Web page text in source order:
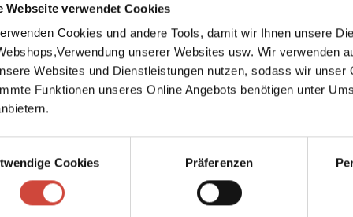
Webseite verwendet Cookies
Cookies und andere Tools, damit wir Ihnen unsere
unserer Websites usw. Wir verwenden
Websites und Dienstleistungen nutzen, sodass wir
Funktionen unseres Online Angebots benötigen unter
Cookies
Präferenzen
Bei einem verfallenen
ein Grab mit drei Skeletten
aus dem Zweiten Weltkrieg.
Saint-Denis zu
gekommen? Bruno begibt sich
in dunkle Zeiten, doch auch in
er dringend gebraucht:
müssen mit
dem Périgord bewirtet
Vézère schwillt zu
an, der ganz Saint-Denis